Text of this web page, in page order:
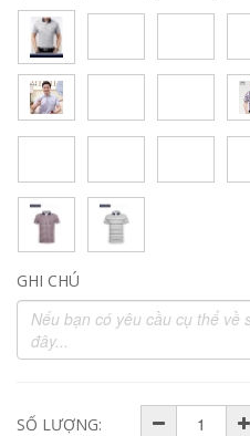
GHI CHÚ
SỐ LƯỢNG: